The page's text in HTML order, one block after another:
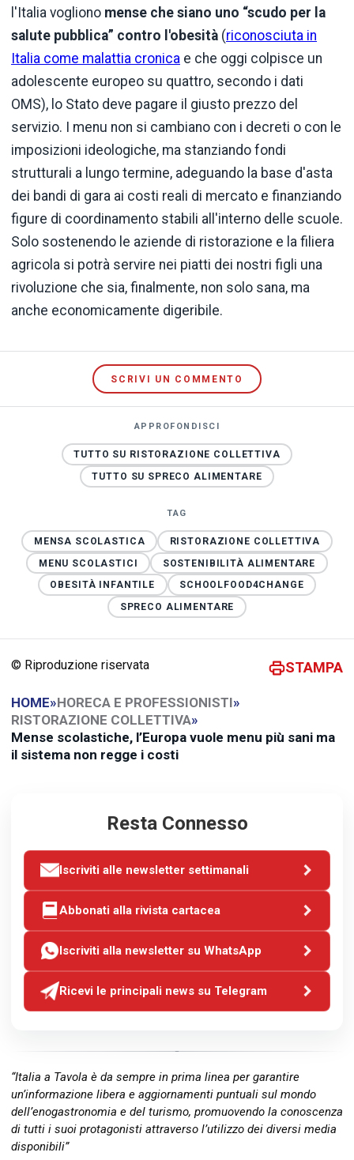
l'Italia vogliono mense che siano uno “scudo per la
salute pubblica” contro l'obesità (riconosciuta in
Italia come malattia cronica e che oggi colpisce un
adolescente europeo su quattro, secondo i dati
OMS), lo Stato deve pagare il giusto prezzo del
servizio. I menu non si cambiano con i decreti o con le
imposizioni ideologiche, ma stanziando fondi
strutturali a lungo termine, adeguando la base d'asta
dei bandi di gara ai costi reali di mercato e finanziando
figure di coordinamento stabili all'interno delle scuole.
Solo sostenendo le aziende di ristorazione e la filiera
agricola si potrà servire nei piatti dei nostri figli una
rivoluzione che sia, finalmente, non solo sana, ma
anche economicamente digeribile.
SCRIVI UN COMMENTO
APPROFONDISCI
TUTTO SU RISTORAZIONE COLLETTIVA
TUTTO SU SPRECO ALIMENTARE
TAG
MENSA SCOLASTICA
RISTORAZIONE COLLETTIVA
MENU SCOLASTICI
SOSTENIBILITÀ ALIMENTARE
OBESITÀ INFANTILE
SCHOOLFOOD4CHANGE
SPRECO ALIMENTARE
© Riproduzione riservata STAMPA
HOME»HORECA E PROFESSIONISTI»
RISTORAZIONE COLLETTIVA»
Mense scolastiche, l’Europa vuole menu più sani ma
il sistema non regge i costi
Resta Connesso
Iscriviti alle newsletter settimanali
Abbonati alla rivista cartacea
Iscriviti alla newsletter su WhatsApp
Ricevi le principali news su Telegram
“Italia a Tavola è da sempre in prima linea per garantire
un’informazione libera e aggiornamenti puntuali sul mondo
dell’enogastronomia e del turismo, promuovendo la conoscenza
di tutti i suoi protagonisti attraverso l’utilizzo dei diversi media
disponibili”